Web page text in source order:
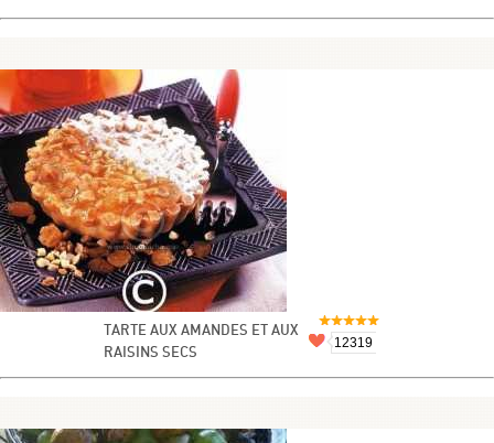
TARTE AUX AMANDES ET AUX
RAISINS SECS
12319